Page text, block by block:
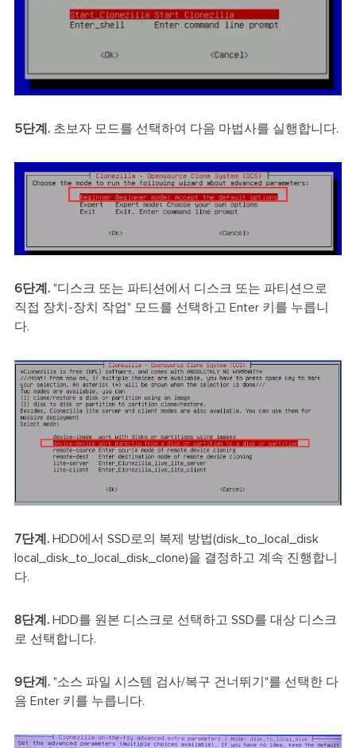
5단계.초보자 모드를 선택하여 다음 마법사를 실행합니다.
6단계."디스크 또는 파티션에서 디스크 또는 파티션으로
직접 장치-장치 작업" 모드를 선택하고 Enter 키를 누릅니
다.
7단계.HDD에서 SSD로의 복제 방법(disk_to_local_disk
local_disk_to_local_disk_clone)을 결정하고 계속 진행합니
다.
8단계.HDD를 원본 디스크로 선택하고 SSD를 대상 디스크
로 선택합니다.
9단계."소스 파일 시스템 검사/복구 건너뛰기"를 선택한 다
음 Enter 키를 누릅니다.